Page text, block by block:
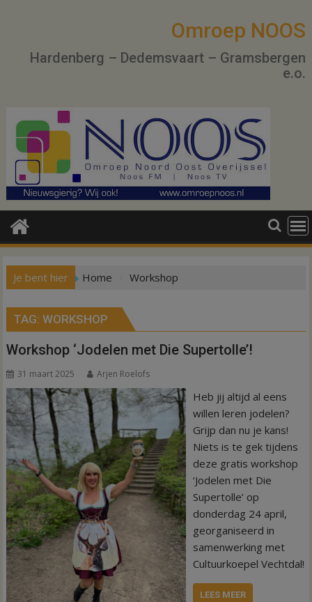
Omroep NOOS
Hardenberg – Dedemsvaart – Gramsbergen
e.o.
Je bent hier Home Workshop
TAG:WORKSHOP
Workshop ‘Jodelen met Die Supertolle’!
31 maart 2025 Arjen Roelofs
Heb jij altijd al eens
willen leren jodelen?
Grijp dan nu je kans!
Niets is te gek tijdens
deze gratis workshop
‘Jodelen met Die
Supertolle’ op
donderdag 24 april,
georganiseerd in
samenwerking met
Cultuurkoepel Vechtdal!
LEES MEER